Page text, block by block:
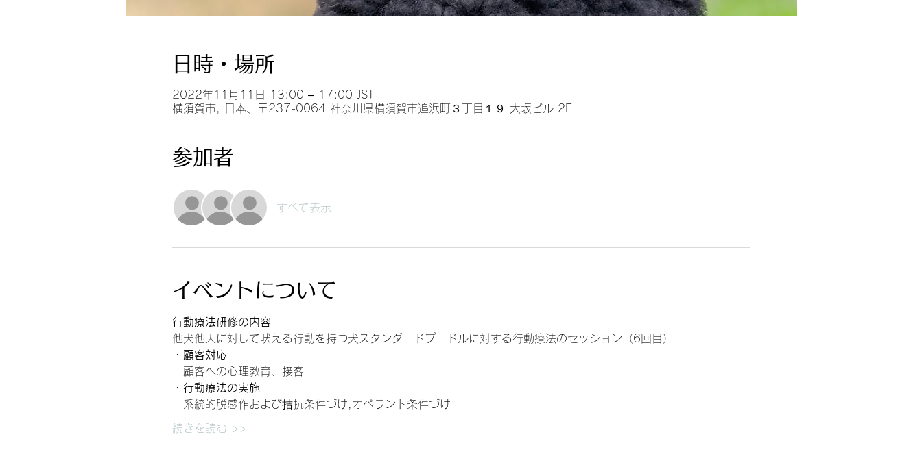
日時・場所
2022年11月11日 13:00 – 17:00 JST
横須賀市, 日本、〒237-0064 神奈川県横須賀市追浜町３丁目１９ 大坂ビル 2F
参加者
すべて表示
イベントについて
行動療法研修の内容
他犬他人に対して吠える行動を持つ犬スタンダードプードルに対する行動療法のセッション（6回目）
・顧客対応
顧客への心理教育、接客
・行動療法の実施
系統的脱感作および拮抗条件づけ,オペラント条件づけ
続きを読む >>